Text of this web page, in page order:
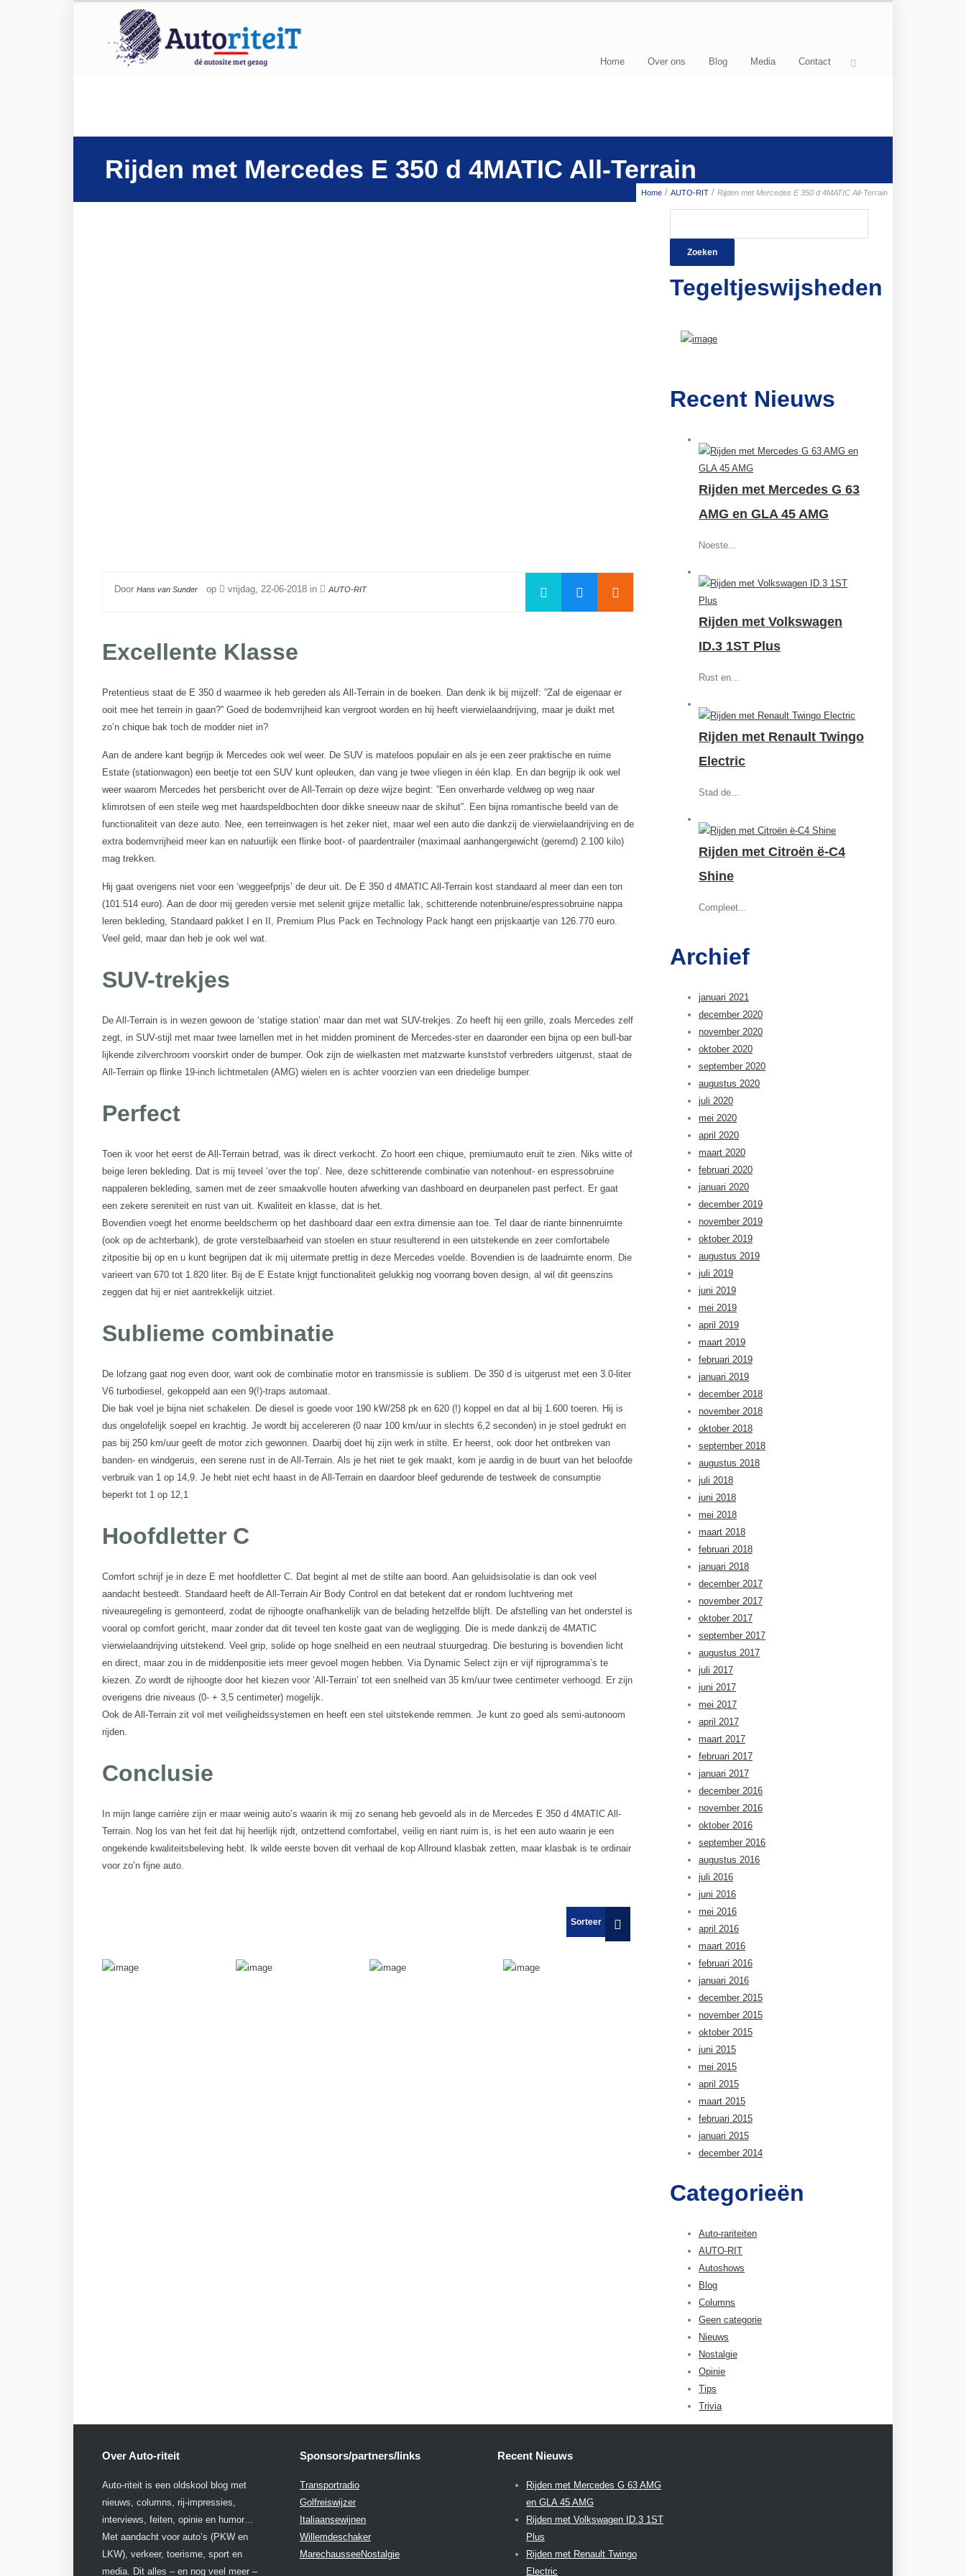
Home Over ons Blog Media Contact
Home / AUTO-RIT / Rijden met Mercedes E 350 d 4MATIC All-Terrain
Rijden met Mercedes E 350 d 4MATIC All-Terrain
Door Hans van Sunder op vrijdag, 22-06-2018 in AUTO-RIT
Excellente Klasse
Pretentieus staat de E 350 d waarmee ik heb gereden als All-Terrain in de boeken. Dan denk ik bij mijzelf: ”Zal de eigenaar er
ooit mee het terrein in gaan?” Goed de bodemvrijheid kan vergroot worden en hij heeft vierwielaandrijving, maar je duikt met
zo’n chique bak toch de modder niet in?
Aan de andere kant begrijp ik Mercedes ook wel weer. De SUV is mateloos populair en als je een zeer praktische en ruime
Estate (stationwagon) een beetje tot een SUV kunt opleuken, dan vang je twee vliegen in één klap. En dan begrijp ik ook wel
weer waarom Mercedes het persbericht over de All-Terrain op deze wijze begint: ”Een onverharde veldweg op weg naar
klimrotsen of een steile weg met haardspeldbochten door dikke sneeuw naar de skihut”. Een bijna romantische beeld van de
functionaliteit van deze auto. Nee, een terreinwagen is het zeker niet, maar wel een auto die dankzij de vierwielaandrijving en de
extra bodemvrijheid meer kan en natuurlijk een flinke boot- of paardentrailer (maximaal aanhangergewicht (geremd) 2.100 kilo)
mag trekken.
Hij gaat overigens niet voor een ‘weggeefprijs’ de deur uit. De E 350 d 4MATIC All-Terrain kost standaard al meer dan een ton
(101.514 euro). Aan de door mij gereden versie met selenit grijze metallic lak, schitterende notenbruine/espressobruine nappa
leren bekleding, Standaard pakket I en II, Premium Plus Pack en Technology Pack hangt een prijskaartje van 126.770 euro.
Veel geld, maar dan heb je ook wel wat.
SUV-trekjes
De All-Terrain is in wezen gewoon de ‘statige station’ maar dan met wat SUV-trekjes. Zo heeft hij een grille, zoals Mercedes zelf
zegt, in SUV-stijl met maar twee lamellen met in het midden prominent de Mercedes-ster en daaronder een bijna op een bull-bar
lijkende zilverchroom voorskirt onder de bumper. Ook zijn de wielkasten met matzwarte kunststof verbreders uitgerust, staat de
All-Terrain op flinke 19-inch lichtmetalen (AMG) wielen en is achter voorzien van een driedelige bumper.
Perfect
Toen ik voor het eerst de All-Terrain betrad, was ik direct verkocht. Zo hoort een chique, premiumauto eruit te zien. Niks witte of
beige leren bekleding. Dat is mij teveel ‘over the top’. Nee, deze schitterende combinatie van notenhout- en espressobruine
nappaleren bekleding, samen met de zeer smaakvolle houten afwerking van dashboard en deurpanelen past perfect. Er gaat
een zekere sereniteit en rust van uit. Kwaliteit en klasse, dat is het.
Bovendien voegt het enorme beeldscherm op het dashboard daar een extra dimensie aan toe. Tel daar de riante binnenruimte
(ook op de achterbank), de grote verstelbaarheid van stoelen en stuur resulterend in een uitstekende en zeer comfortabele
zitpositie bij op en u kunt begrijpen dat ik mij uitermate prettig in deze Mercedes voelde. Bovendien is de laadruimte enorm. Die
varieert van 670 tot 1.820 liter. Bij de E Estate krijgt functionaliteit gelukkig nog voorrang boven design, al wil dit geenszins
zeggen dat hij er niet aantrekkelijk uitziet.
Sublieme combinatie
De lofzang gaat nog even door, want ook de combinatie motor en transmissie is subliem. De 350 d is uitgerust met een 3.0-liter
V6 turbodiesel, gekoppeld aan een 9(!)-traps automaat.
Die bak voel je bijna niet schakelen. De diesel is goede voor 190 kW/258 pk en 620 (!) koppel en dat al bij 1.600 toeren. Hij is
dus ongelofelijk soepel en krachtig. Je wordt bij accelereren (0 naar 100 km/uur in slechts 6,2 seconden) in je stoel gedrukt en
pas bij 250 km/uur geeft de motor zich gewonnen. Daarbij doet hij zijn werk in stilte. Er heerst, ook door het ontbreken van
banden- en windgeruis, een serene rust in de All-Terrain. Als je het niet te gek maakt, kom je aardig in de buurt van het beloofde
verbruik van 1 op 14,9. Je hebt niet echt haast in de All-Terrain en daardoor bleef gedurende de testweek de consumptie
beperkt tot 1 op 12,1
Hoofdletter C
Comfort schrijf je in deze E met hoofdletter C. Dat begint al met de stilte aan boord. Aan geluidsisolatie is dan ook veel
aandacht besteedt. Standaard heeft de All-Terrain Air Body Control en dat betekent dat er rondom luchtvering met
niveauregeling is gemonteerd, zodat de rijhoogte onafhankelijk van de belading hetzelfde blijft. De afstelling van het onderstel is
vooral op comfort gericht, maar zonder dat dit teveel ten koste gaat van de wegligging. Die is mede dankzij de 4MATIC
vierwielaandrijving uitstekend. Veel grip, solide op hoge snelheid en een neutraal stuurgedrag. Die besturing is bovendien licht
en direct, maar zou in de middenpositie iets meer gevoel mogen hebben. Via Dynamic Select zijn er vijf rijprogramma’s te
kiezen. Zo wordt de rijhoogte door het kiezen voor ‘All-Terrain’ tot een snelheid van 35 km/uur twee centimeter verhoogd. Er zijn
overigens drie niveaus (0- + 3,5 centimeter) mogelijk.
Ook de All-Terrain zit vol met veiligheidssystemen en heeft een stel uitstekende remmen. Je kunt zo goed als semi-autonoom
rijden.
Conclusie
In mijn lange carrière zijn er maar weinig auto’s waarin ik mij zo senang heb gevoeld als in de Mercedes E 350 d 4MATIC All-
Terrain. Nog los van het feit dat hij heerlijk rijdt, ontzettend comfortabel, veilig en riant ruim is, is het een auto waarin je een
ongekende kwaliteitsbeleving hebt. Ik wilde eerste boven dit verhaal de kop Allround klasbak zetten, maar klasbak is te ordinair
voor zo’n fijne auto.
Sorteer
Tegeltjeswijsheden
Recent Nieuws
Rijden met Mercedes G 63
AMG en GLA 45 AMG
Noeste...
Rijden met Volkswagen
ID.3 1ST Plus
Rust en...
Rijden met Renault Twingo
Electric
Stad de...
Rijden met Citroën ë-C4
Shine
Compleet...
Archief
januari 2021
december 2020
november 2020
oktober 2020
september 2020
augustus 2020
juli 2020
mei 2020
april 2020
maart 2020
februari 2020
januari 2020
december 2019
november 2019
oktober 2019
augustus 2019
juli 2019
juni 2019
mei 2019
april 2019
maart 2019
februari 2019
januari 2019
december 2018
november 2018
oktober 2018
september 2018
augustus 2018
juli 2018
juni 2018
mei 2018
maart 2018
februari 2018
januari 2018
december 2017
november 2017
oktober 2017
september 2017
augustus 2017
juli 2017
juni 2017
mei 2017
april 2017
maart 2017
februari 2017
januari 2017
december 2016
november 2016
oktober 2016
september 2016
augustus 2016
juli 2016
juni 2016
mei 2016
april 2016
maart 2016
februari 2016
januari 2016
december 2015
november 2015
oktober 2015
juni 2015
mei 2015
april 2015
maart 2015
februari 2015
januari 2015
december 2014
Categorieën
Auto-rariteiten
AUTO-RIT
Autoshows
Blog
Columns
Geen categorie
Nieuws
Nostalgie
Opinie
Tips
Trivia
Over Auto-riteit
Auto-riteit is een oldskool blog met
nieuws, columns, rij-impressies,
interviews, feiten, opinie en humor…
Met aandacht voor auto’s (PKW en
LKW), verkeer, toerisme, sport en
media. Dit alles – en nog veel meer –
Sponsors/partners/links
Transportradio
Golfreiswijzer
Italiaansewijnen
Willemdeschaker
MarechausseeNostalgie
Recent Nieuws
Rijden met Mercedes G 63 AMG
en GLA 45 AMG
Rijden met Volkswagen ID.3 1ST
Plus
Rijden met Renault Twingo
Electric